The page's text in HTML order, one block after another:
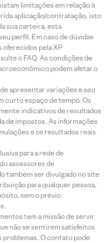
limitações em relação à
aplicação/contratação, isto
sua carteira, esta
perfil. Em caso de dúvidas
oferecidos pela XP
o FAQ. As condições de
podem afetar o
apresentar variações e seu
curto espaço de tempo. Os
indicativos de resultados
de impostos. As informações
e os resultados reais
para a rede de
assessores de
também ser divulgado no site
para qualquer pessoa,
sem o prévio
tem a missão de servir
não se sentirem satisfeitos
problemas. O contato pode